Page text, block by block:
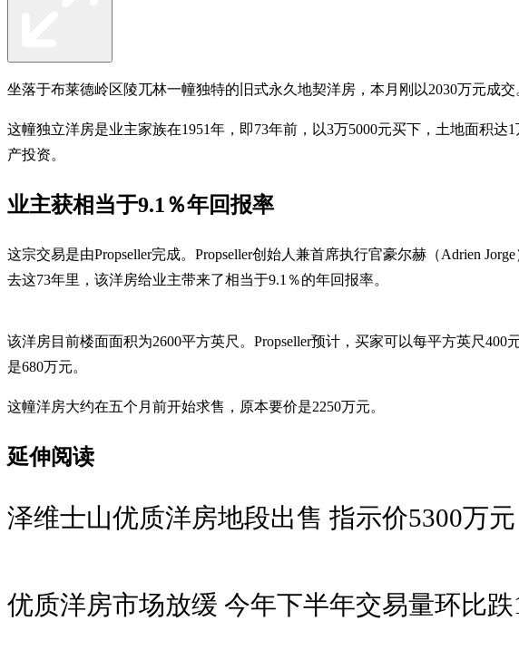
坐落于布莱德岭区陵兀林一幢独特的旧式永久地契洋房，本月刚以2030万元成交
这幢独立洋房是业主家族在1951年，即73年前，以3万5000元买下，土地面积
产投资。
业主获相当于9.1％年回报率
这宗交易是由Propseller完成。Propseller创始人兼首席执行官豪尔赫（Adrien
去这73年里，该洋房给业主带来了相当于9.1％的年回报率。
该洋房目前楼面面积为2600平方英尺。Propseller预计，买家可以每平方英尺
是680万元。
这幢洋房大约在五个月前开始求售，原本要价是2250万元。
延伸阅读
泽维士山优质洋房地段出售 指示价5300万元
优质洋房市场放缓 今年下半年交易量环比跌